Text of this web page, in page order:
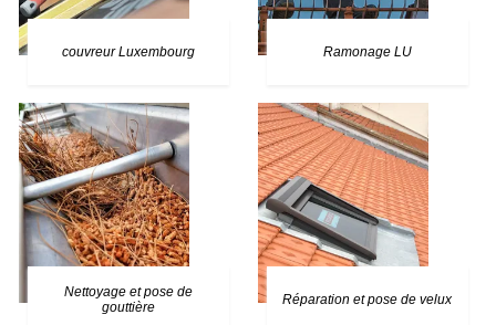
couvreur Luxembourg Ramonage LU
Nettoyage et pose de
gouttière
Réparation et pose de velux